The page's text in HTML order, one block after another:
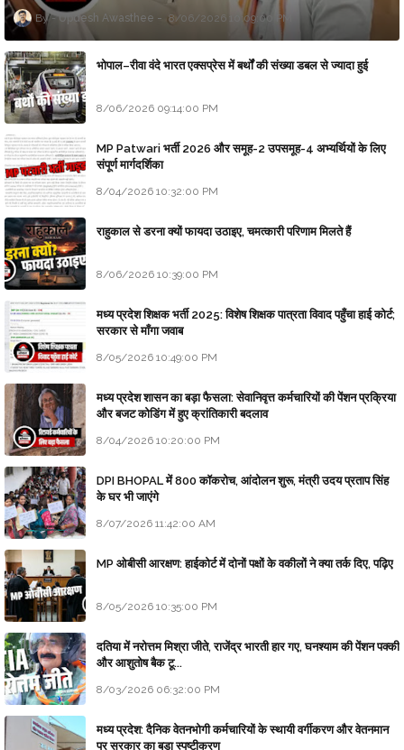
Updesh Awasthee 8/06/2026 10:09:00 PM
भोपाल–रीवा वंदे भारत एक्सप्रेस में बर्थों की संख्या डबल से ज्यादा हुई
8/06/2026 09:14:00 PM
MP Patwari भर्ती 2026 और समूह-2 उपसमूह-4 अभ्यर्थियों के लिए
संपूर्ण मार्गदर्शिका
8/04/2026 10:32:00 PM
राहुकाल से डरना क्यों फायदा उठाइए, चमत्कारी परिणाम मिलते हैं
8/06/2026 10:39:00 PM
मध्य प्रदेश शिक्षक भर्ती 2025: विशेष शिक्षक पात्रता विवाद पहुँचा हाई कोर्ट;
सरकार से माँगा जवाब
8/05/2026 10:49:00 PM
मध्य प्रदेश शासन का बड़ा फैसला: सेवानिवृत्त कर्मचारियों की पेंशन प्रक्रिया
और बजट कोडिंग में हुए क्रांतिकारी बदलाव
8/04/2026 10:20:00 PM
DPI BHOPAL में 800 कॉकरोच, आंदोलन शुरू, मंत्री उदय प्रताप सिंह
के घर भी जाएंगे
8/07/2026 11:42:00 AM
MP ओबीसी आरक्षण: हाईकोर्ट में दोनों पक्षों के वकीलों ने क्या तर्क दिए, पढ़िए
8/05/2026 10:35:00 PM
दतिया में नरोत्तम मिश्रा जीते, राजेंद्र भारती हार गए, घनश्याम की पेंशन पक्की
और आशुतोष बैक टू...
8/03/2026 06:32:00 PM
मध्य प्रदेश: दैनिक वेतनभोगी कर्मचारियों के स्थायी वर्गीकरण और वेतनमान
पर सरकार का बड़ा स्पष्टीकरण